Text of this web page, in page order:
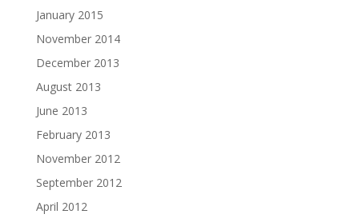
January 2015
November 2014
December 2013
August 2013
June 2013
February 2013
November 2012
September 2012
April 2012